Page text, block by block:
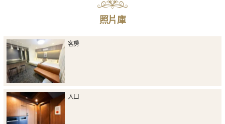
照片庫
客房
入口